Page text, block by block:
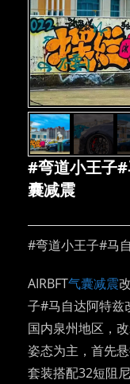
#弯道小王子
囊减震
#弯道小王子#马
AIRBFT气囊减震
子#马自达阿特兹
国内泉州地区，
姿态为主，首先
套装搭配32短阻